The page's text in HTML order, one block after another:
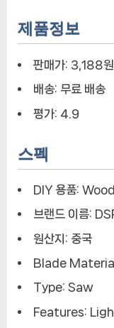
제품정보
판매가: 3,188원
배송: 무료 배송
평가: 4.9
스펙
DIY 용품:
브랜드 이름:
원산지: 중국
Blade
Type: Saw
Features: